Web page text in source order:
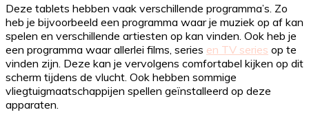
Deze tablets hebben vaak verschillende programma’s. Zo
heb je bijvoorbeeld een programma waar je muziek op af kan
spelen en verschillende artiesten op kan vinden. Ook heb je
een programma waar allerlei films, series en TV series op te
vinden zijn. Deze kan je vervolgens comfortabel kijken op dit
scherm tijdens de vlucht. Ook hebben sommige
vliegtuigmaatschappijen spellen geïnstalleerd op deze
apparaten.